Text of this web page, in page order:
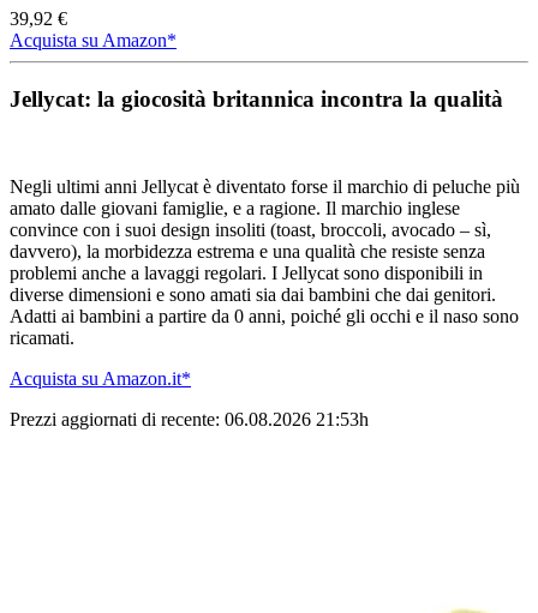
39,92 €
Acquista su Amazon*
Jellycat: la giocosità britannica incontra la qualità
Negli ultimi anni Jellycat è diventato forse il marchio di peluche più
amato dalle giovani famiglie, e a ragione. Il marchio inglese
convince con i suoi design insoliti (toast, broccoli, avocado – sì,
davvero), la morbidezza estrema e una qualità che resiste senza
problemi anche a lavaggi regolari. I Jellycat sono disponibili in
diverse dimensioni e sono amati sia dai bambini che dai genitori.
Adatti ai bambini a partire da 0 anni, poiché gli occhi e il naso sono
ricamati.
Acquista su Amazon.it*
Prezzi aggiornati di recente: 06.08.2026 21:53h